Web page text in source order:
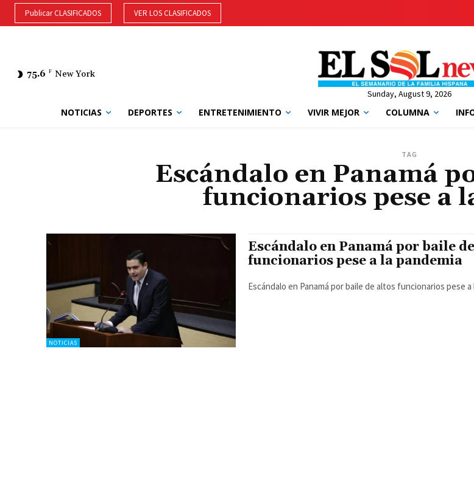
Publicar CLASIFICADOS VER LOS CLASIFICADOS
75.6 F New York
Sunday, August 9, 2026
NOTICIAS DEPORTES ENTRETENIMIENTO VIVIR MEJOR COLUMNA
TAG
Escándalo en Panamá
funcionarios pese a
NOTICIAS
Escándalo en Panamá por baile
funcionarios pese a la pandemia
Escándalo en Panamá por baile de altos funcionarios pese a